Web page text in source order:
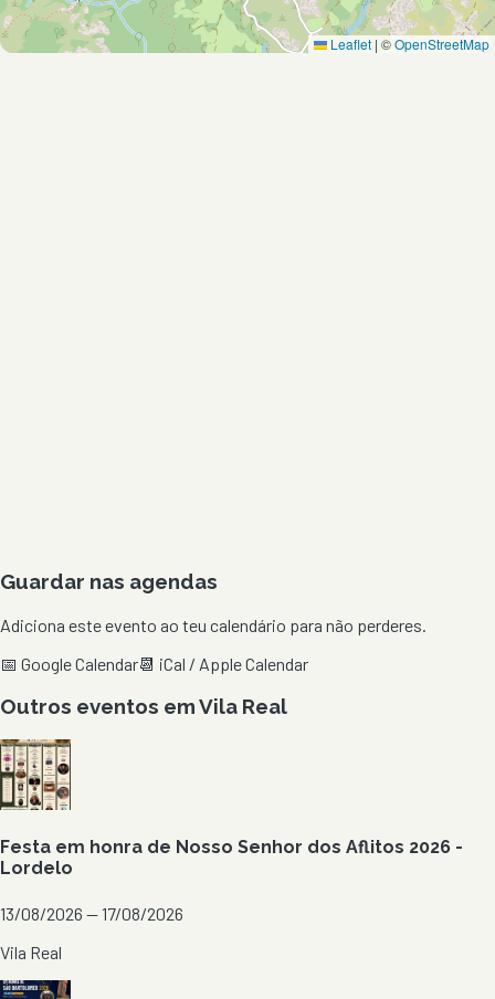
Leaflet | ©OpenStreetMap
Guardar nas agendas
Adiciona este evento ao teu calendário para não perderes.
📅 Google Calendar📆 iCal / Apple Calendar
Outros eventos emVila Real
Festa em honra de Nosso Senhor dos Aflitos 2026 -
Lordelo
13/08/2026 — 17/08/2026
Vila Real